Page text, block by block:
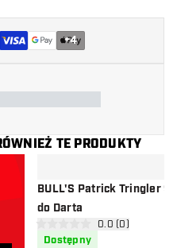
+4
TE PRODUKTY
BULL'S Patrick Tringler 90% -
do Darta
otwórz panel
0 gwiazdki oceny0.0 (0)
Dostępny